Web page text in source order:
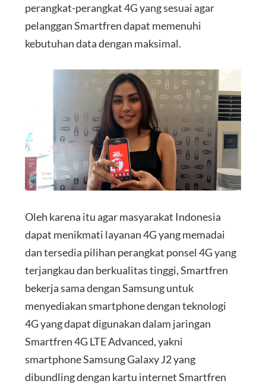
perangkat-perangkat 4G yang sesuai agar
pelanggan Smartfren dapat memenuhi
kebutuhan data dengan maksimal.
Oleh karena itu agar masyarakat Indonesia
dapat menikmati layanan 4G yang memadai
dan tersedia pilihan perangkat ponsel 4G yang
terjangkau dan berkualitas tinggi, Smartfren
bekerja sama dengan Samsung untuk
menyediakan smartphone dengan teknologi
4G yang dapat digunakan dalam jaringan
Smartfren 4G LTE Advanced, yakni
smartphone Samsung Galaxy J2 yang
dibundling dengan kartu internet Smartfren